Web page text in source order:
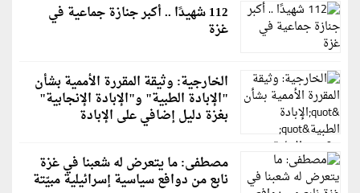
112 شهيدًا .. أكبر جنازة جماعية في
غزة
الخارجية: وثيقة المقررة الأممية بشأن
"الإبادة الطبية" و"الإبادة الإنجابية"
بغزة دليل إضافي على الإبادة
مصطفى: ما يتعرض له شعبنا في غزة
نابع من دوافع سياسية إسرائيلية مبيّتة